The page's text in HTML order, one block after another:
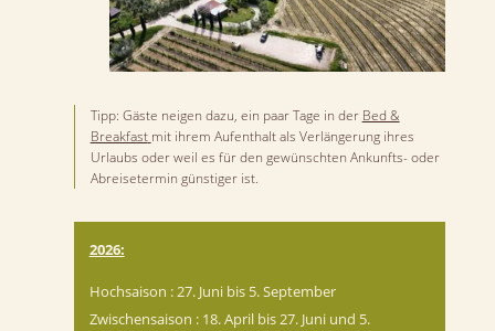
Tipp: Gäste neigen dazu, ein paar Tage in der Bed &
Breakfast mit ihrem Aufenthalt als Verlängerung ihres
Urlaubs oder weil es für den gewünschten Ankunfts- oder
Abreisetermin günstiger ist.
2026:
Hochsaison : 27. Juni bis 5. September
Zwischensaison : 18. April bis 27. Juni und 5.